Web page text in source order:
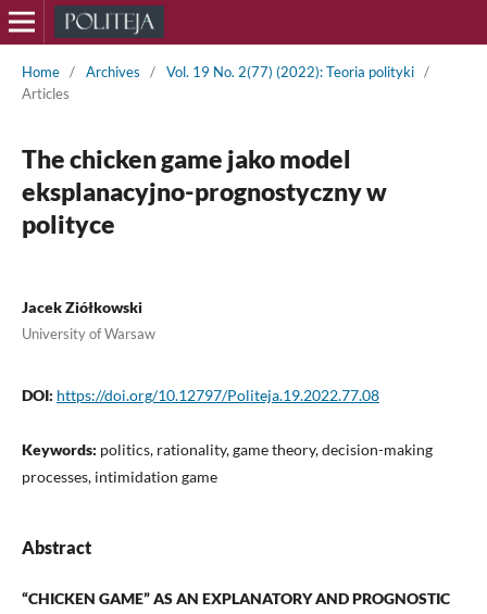
Home / Archives / Vol. 19 No. 2(77) (2022): Teoria polityki /
Articles
The chicken game jako model
eksplanacyjno-prognostyczny w
polityce
Jacek Ziółkowski
University of Warsaw
DOI: https://doi.org/10.12797/Politeja.19.2022.77.08
Keywords: politics, rationality, game theory, decision-making
processes, intimidation game
Abstract
“CHICKEN GAME” AS AN EXPLANATORY AND PROGNOSTIC